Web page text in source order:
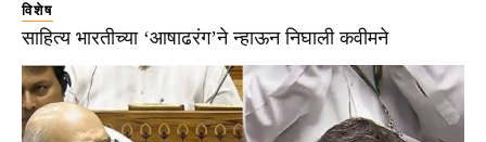
विशेष
साहित्य भारतीच्या ‘आषाढरंग’ने न्हाऊन निघाली कवीमने